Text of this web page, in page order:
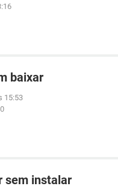
baixar
15:53
sem instalar